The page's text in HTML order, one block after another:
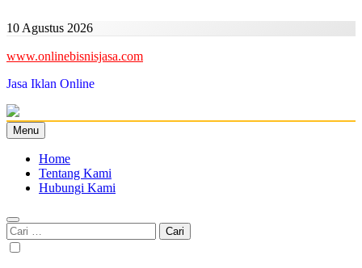
to
10 Agustus 2026
www.onlinebisnisjasa.com
Jasa Iklan Online
Menu
Home
Tentang Kami
Hubungi Kami
Cari
untuk: